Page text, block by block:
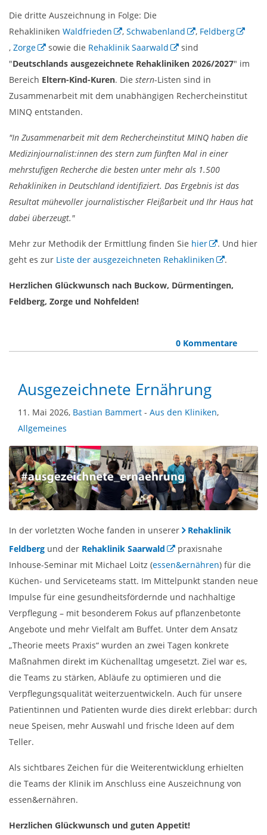
Die dritte Auszeichnung in Folge: Die
Rehakliniken Waldfrieden , Schwabenland , Feldberg
, Zorge sowie die Rehaklinik Saarwald
sind
"Deutschlands ausgezeichnete Rehakliniken 2026/2027" im
Bereich Eltern-Kind-Kuren. Die stern-Listen sind in
Zusammenarbeit mit dem unabhängigen Rechercheinstitut
MINQ entstanden.
"In Zusammenarbeit mit dem Rechercheinstitut MINQ haben die
Medizinjournalist:innen des stern zum fünften Mal in einer
mehrstufigen Recherche die besten unter mehr als 1.500
Rehakliniken in Deutschland identifiziert. Das Ergebnis ist das
Resultat mühevoller journalistischer Fleißarbeit und Ihr Haus hat
dabei überzeugt."
Mehr zur Methodik der Ermittlung finden Sie hier
. Und hier
geht es zur Liste der ausgezeichneten Rehakliniken .
Herzlichen Glückwunsch nach Buckow, Dürmentingen,
Feldberg, Zorge und Nohfelden!
0 Kommentare
Ausgezeichnete Ernährung
11. Mai 2026, Bastian Bammert - Aus den Kliniken,
Allgemeines
In der vorletzten Woche fanden in unserer
Rehaklinik
Feldberg und der Rehaklinik Saarwald
praxisnahe
Inhouse-Seminar mit Michael Loitz (essen&ernähren) für die
Küchen- und Serviceteams statt. Im Mittelpunkt standen neue
Impulse für eine gesundheitsfördernde und nachhaltige
Verpflegung – mit besonderem Fokus auf pflanzenbetonte
Angebote und mehr Vielfalt am Buffet. Unter dem Ansatz
„Theorie meets Praxis“ wurden an zwei Tagen konkrete
Maßnahmen direkt im Küchenalltag umgesetzt. Ziel war es,
die Teams zu stärken, Abläufe zu optimieren und die
Verpflegungsqualität weiterzuentwickeln. Auch für unsere
Patientinnen und Patienten wurde dies direkt erlebbar: durch
neue Speisen, mehr Auswahl und frische Ideen auf dem
Teller.
Als sichtbares Zeichen für die Weiterentwicklung erhielten
die Teams der Klinik im Anschluss eine Auszeichnung von
essen&ernähren.
Herzlichen Glückwunsch und guten Appetit!